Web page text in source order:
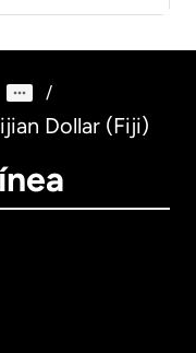
/
Dollar (Fiji)